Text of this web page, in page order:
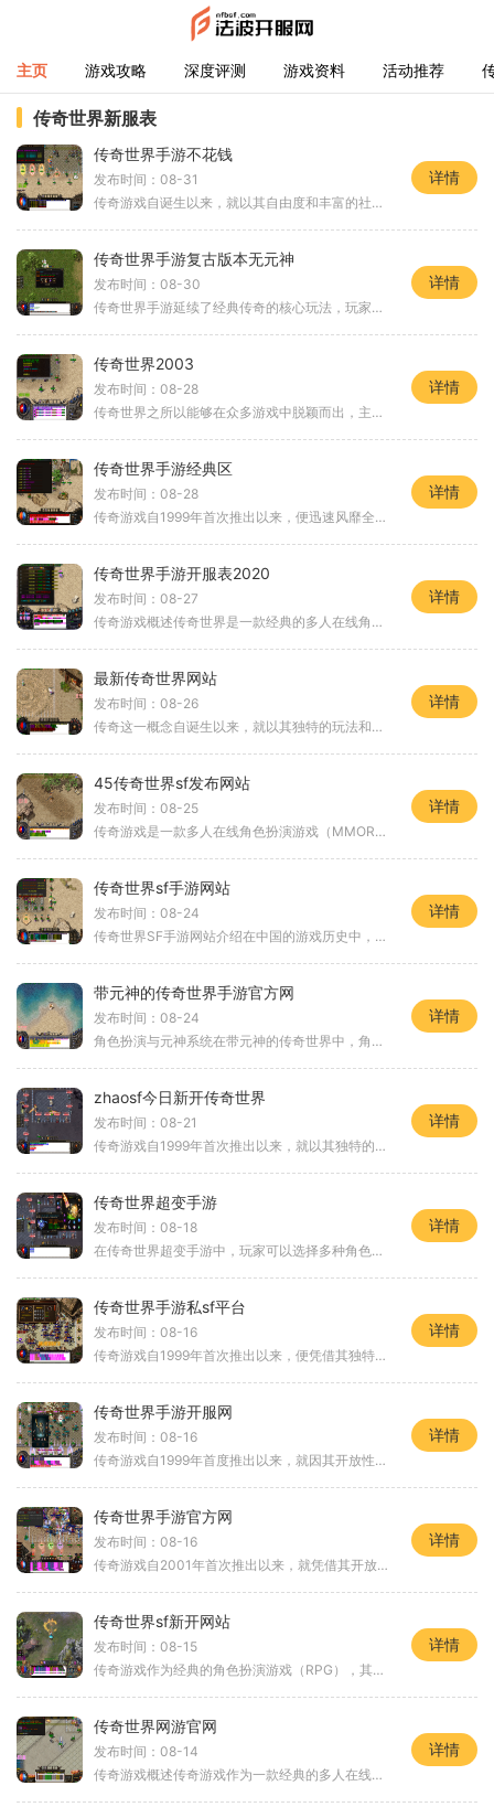
主页 游戏攻略 深度评测 游戏资料 活动推荐
传奇世界新服表
传奇世界手游不花钱
发布时间：08-31
传奇游戏自诞生以来，就以其自由度和丰富的社交元素而受到玩家的喜爱。在传奇世界手游中，玩家可以选择不同的职业，如战士、法师和道士，每个职业都有独特的技能和玩法。战士以其强大的近战能力著称，刀刀毒的特性让他们在战斗中占据优势；而法师则以远程攻击
详情
传奇世界手游复古版本无元神
发布时间：08-30
传奇世界手游延续了经典传奇的核心玩法，玩家在游戏中可以选择不同的职业进行冒险。游戏的主要目标是通过击杀怪物、完成任务以及与其他玩家的互动，逐渐提升角色的等级与装备。复古版本强调了无元神的设计，这意味着角色在升级过程中不会拥有额外的元神技能，
详情
传奇世界2003
发布时间：08-28
传奇世界之所以能够在众多游戏中脱颖而出，主要归功于其独特的游戏设计和丰富的社交元素。游戏中，玩家可以选择不同的职业，最常见的有战士、法师和道士。每个职业都有其独特的技能和玩法，使得每位玩家都能找到适合自己的角色。作为一款角色扮演游戏，传奇世
详情
传奇世界手游经典区
发布时间：08-28
传奇游戏自1999年首次推出以来，便迅速风靡全国，形成了独特的文化现象。它以其独特的玩法、丰富的角色设定和刺激的战斗场景吸引了大量玩家。进入传奇世界手游经典区，你将体验到与PC端游戏几乎一致的打击感和战斗体验，配合精美的画面和流畅的操作，让
详情
传奇世界手游开服表2020
发布时间：08-27
传奇游戏概述传奇世界是一款经典的多人在线角色扮演游戏（MMORPG），其魅力在于丰富的玩法和深厚的社区氛围。在这款游戏中，玩家可以选择不同的职业，如战士、法师和道士，各具特色的技能与属性，使得每个角色都有独特的发展方向。角色扮演与职业选择角
详情
最新传奇世界网站
发布时间：08-26
传奇这一概念自诞生以来，就以其独特的玩法和精彩的故事情节吸引了大量的玩家。在传奇世界中，玩家可以选择不同的职业，体验多样化的游戏内容。每个职业都有其独特的技能和特性，使得游戏的策略性和多样性大大增强。角色扮演的深度在传奇世界中，角色扮演不仅
详情
45传奇世界sf发布网站
发布时间：08-25
传奇游戏是一款多人在线角色扮演游戏（MMORPG），玩家在游戏中可以选择不同的职业，如战士、法师、道士等。每个职业都有独特的技能和特点，玩家可以通过打怪、完成任务等方式不断提升自己的等级和装备。在这个过程中，玩家不仅可以体验到战斗的快感，还
详情
传奇世界sf手游网站
发布时间：08-24
传奇世界SF手游网站介绍在中国的游戏历史中，传奇类游戏无疑占据了举足轻重的地位。这些游戏不仅仅是消遣娱乐的工具，更是几代玩家共同的经典情怀。随着科技的发展和手机游戏的普及，传奇世界SF手游网站应运而生，成为了众多玩家再度回归这一经典游戏世界
详情
带元神的传奇世界手游官方网
发布时间：08-24
角色扮演与元神系统在带元神的传奇世界中，角色扮演是游戏的核心玩法。玩家可以选择不同的职业，如战士、法师和道士，每个职业都有独特的技能和战斗风格。游戏特别引入了元神系统，玩家可以在游戏中培养和提升自己的元神。元神不仅能增加角色的属性，还能在战
详情
zhaosf今日新开传奇世界
发布时间：08-21
传奇游戏自1999年首次推出以来，就以其独特的玩法和深厚的背景故事吸引了无数玩家。在这个虚拟的世界里，玩家可以选择不同的职业，组队打怪，挖矿升级，参与各种激烈的PVP和PVE战斗。每个角色都有独特的技能和属性，这也让游戏充满了策略性与乐趣。
详情
传奇世界超变手游
发布时间：08-18
在传奇世界超变手游中，玩家可以选择多种角色进行扮演，包括战士、法师和道士等经典职业。每个职业都有其独特的技能和特点，使得角色扮演的体验更加丰富。战士以其强大的近战能力和高防御著称，是团战中的肉盾；法师则凭借强大的魔法输出，能够在短时间内造成
详情
传奇世界手游私sf平台
发布时间：08-16
传奇游戏自1999年首次推出以来，便凭借其独特的游戏玩法和丰富的社交元素，吸引了无数玩家的关注。在这些游戏中，玩家通过角色扮演，进入一个充满挑战与冒险的虚拟世界。每位玩家都可以选择不同的职业，如战士、法师和道士等，进行自由探索和战斗。在传奇
详情
传奇世界手游开服网
发布时间：08-16
传奇游戏自1999年首度推出以来，就因其开放性和社交性受到了玩家的热爱。游戏中的角色扮演元素让玩家能够在一个虚拟世界中化身为勇士，体验战斗、探险、社交等多种乐趣。无论是热血沸腾的打怪升级，还是与好友组队挑战强敌，传奇游戏都能让玩家感受到浓厚
详情
传奇世界手游官方网
发布时间：08-16
传奇游戏自2001年首次推出以来，就凭借其开放的世界观和丰富的角色扮演玩法吸引了无数玩家。作为传奇系列的续作，传奇世界手游继承了这一传统，并在移动端进行了优化，使得玩家可以随时随地享受游戏的乐趣。游戏中，玩家不仅可以体验到打怪升级的快感，还
详情
传奇世界sf新开网站
发布时间：08-15
传奇游戏作为经典的角色扮演游戏（RPG），其魅力在于自由度极高的探索和战斗机制。玩家可以在广袤的游戏世界中自由漫游，挑战各种怪物，完成任务，获取装备和经验值，提升自己的角色。特别是在传奇世界SF新开网站，这款游戏不仅继承了传统传奇的核心玩法
详情
传奇世界网游官网
发布时间：08-14
传奇游戏概述传奇游戏作为一款经典的多人在线角色扮演游戏（MMORPG），自推出以来便吸引了大量玩家。其核心玩法围绕角色的成长和装备的获取，玩家通过完成任务、击败怪物、参与PK等方式提升角色的等级和能力。角色扮演的魅力在传奇世界中，角色扮演不
详情